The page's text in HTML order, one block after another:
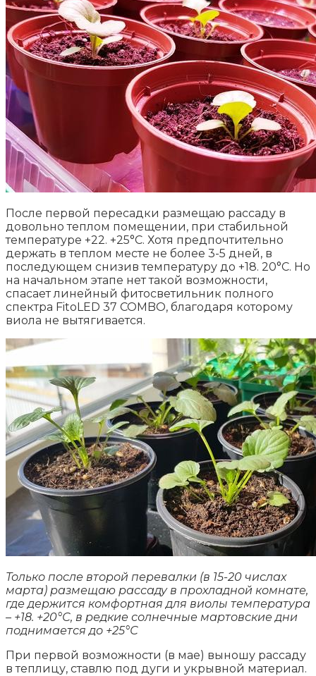
После первой пересадки размещаю рассаду в
довольно теплом помещении, при стабильной
температуре +22. +25°С. Хотя предпочтительно
держать в теплом месте не более 3-5 дней, в
последующем снизив температуру до +18. 20°С. Но
на начальном этапе нет такой возможности,
спасает линейный фитосветильник полного
спектра FitoLED 37 COMBO, благодаря которому
виола не вытягивается.
Только после второй перевалки (в 15-20 числах
марта) размещаю рассаду в прохладной комнате,
где держится комфортная для виолы температура
– +18. +20°С, в редкие солнечные мартовские дни
поднимается до +25°С
При первой возможности (в мае) выношу рассаду
в теплицу, ставлю под дуги и укрывной материал.